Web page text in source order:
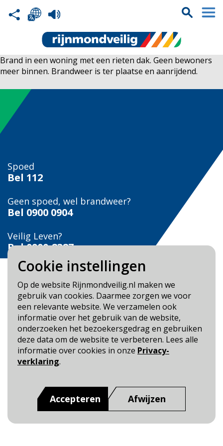
Cookie instellingen
Op de website Rijnmondveilig.nl maken we
gebruik van cookies. Daarmee zorgen we voor
een relevante website. We verzamelen ook
informatie over het gebruik van de website,
onderzoeken het bezoekersgedrag en gebruiken
deze data om de website te verbeteren. Lees alle
informatie over cookies in onze Privacy-
verklaring.
Accepteren Afwijzen
Brand in een woning met een rieten dak. Geen bewoners
meer binnen. Brandweer is ter plaatse en aanrijdend.
Spoed
Bel 112
Geen spoed, wel brandweer?
Bel 0900 0904
Veilig Leven?
Bel 0900-8387
Blijf op de hoogte
Cookie- en Privacybeleid
Toegankelijkheid